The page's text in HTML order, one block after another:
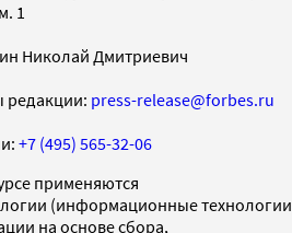
1
Николай Дмитриевич
редакции: press-release@forbes.ru
+7 (495) 565-32-06
применяются
(информационные технологии
на основе сбора,